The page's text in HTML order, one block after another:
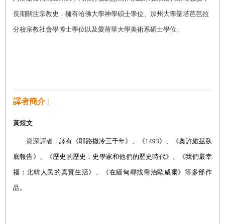
長期關注宗教史，擁有哈佛大學神學碩士學位、加州大學聖塔芭芭拉
分校宗教社會學博士學位以及愛荷華大學美術系碩士學位。
譯者簡介 |
黃煜文
資深譯者， 譯有《耶路撒冷三千年》、《1493》、《奧許維茲臥
底報告》、《歷史的歷史：史學家和他們的歷史時代》、《我們最幸
福：北韓人民的真實生活》、《在緬甸尋找喬治歐威爾》等多部作
品。